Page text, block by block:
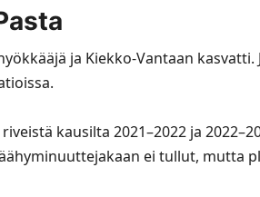
ja Kiekko-Vantaan
kausilta 2021–2022 ja
ei tullut, mutta